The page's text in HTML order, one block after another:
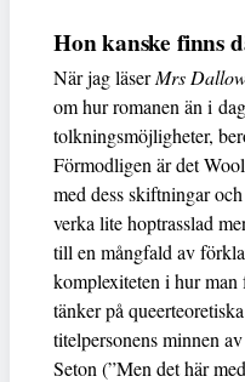
Hon kanske finns
När jag läserMrs
om hur romanen än i
tolkningsmöjligheter,
Förmodligen är det
med dess skiftningar
verka lite hoptrasslad
till en mångfald av
komplexiteten i hur man
tänker på
titelpersonens minnen
Seton (”Men det här